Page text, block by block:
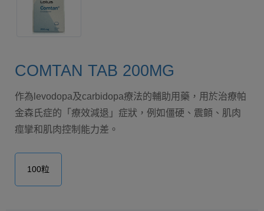
COMTAN TAB 200MG
作為levodopa及carbidopa療法的輔助用藥，用於治療帕
金森氏症的「療效減退」症狀，例如僵硬、震顫、肌肉
痙攣和肌肉控制能力差。
100粒